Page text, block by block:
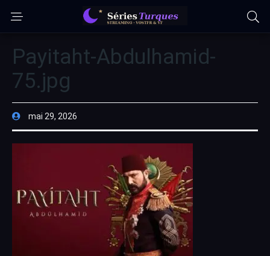
Payitaht-Abdulhamid-
75.jpg
mai 29, 2026